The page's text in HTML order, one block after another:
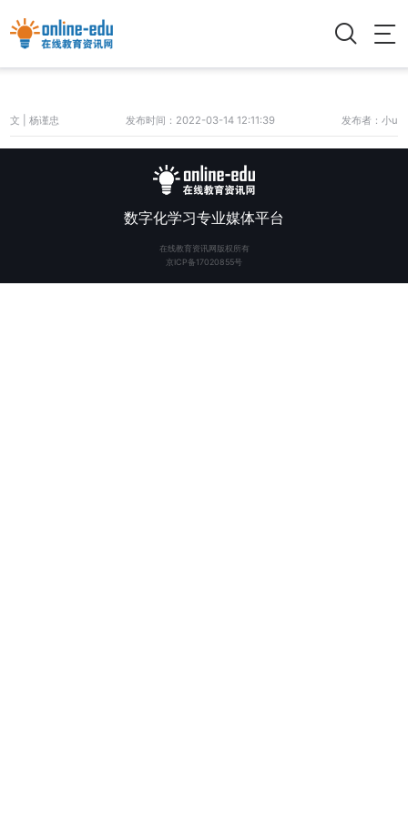
文 | 杨谨忠 发布时间：2022-03-14 12:11:39 发布者：小u
数字化学习专业媒体平台
在线教育资讯网版权所有
京ICP备17020855号